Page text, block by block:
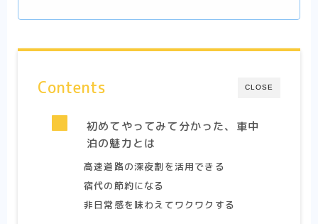
CLOSE
Contents
初めてやってみて分かった、車中
泊の魅力とは
高速道路の深夜割を活用できる
宿代の節約になる
非日常感を味わえてワクワクする